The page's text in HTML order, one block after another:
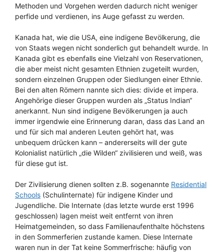
Methoden und Vorgehen werden dadurch nicht weniger
perfide und verdienen, ins Auge gefasst zu werden.
Kanada hat, wie die USA, eine indigene Bevölkerung, die
von Staats wegen nicht sonderlich gut behandelt wurde. In
Kanada gibt es ebenfalls eine Vielzahl von Reservationen,
die aber meist nicht gesamten Ethnien zugeteilt wurden,
sondern einzelnen Gruppen oder Siedlungen einer Ethnie.
Bei den alten Römern nannte sich dies: divide et impera.
Angehörige dieser Gruppen wurden als „Status Indian“
anerkannt. Nun sind indigene Bevölkerungen ja auch
immer irgendwie eine Erinnerung daran, dass das Land an
und für sich mal anderen Leuten gehört hat, was
unbequem drücken kann – andererseits will der gute
Kolonialist natürlich „die Wilden“ zivilisieren und weiß, was
für diese gut ist.
Der Zivilisierung dienen sollten z.B. sogenannte Residential
Schools (Schulinternate) für indigene Kinder und
Jugendliche. Die Internate (das letzte wurde erst 1996
geschlossen) lagen meist weit entfernt von ihren
Heimatgemeinden, so dass Familienaufenthalte höchstens
in den Sommerferien zustande kamen. Diese Internate
waren nun in der Tat keine Sommerfrische: häufig von